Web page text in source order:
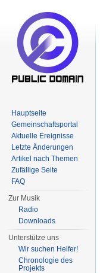
Hauptseite
Gemeinschaftsportal
Aktuelle Ereignisse
Letzte Änderungen
Artikel nach Themen
Zufällige Seite
FAQ
Zur Musik
Radio
Downloads
Unterstütze uns
Wir suchen Helfer!
Chronologie des
Projekts